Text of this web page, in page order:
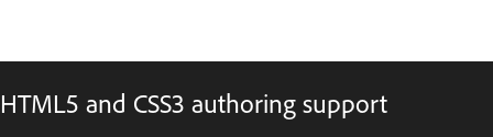
HTML5 and CSS3 authoring support